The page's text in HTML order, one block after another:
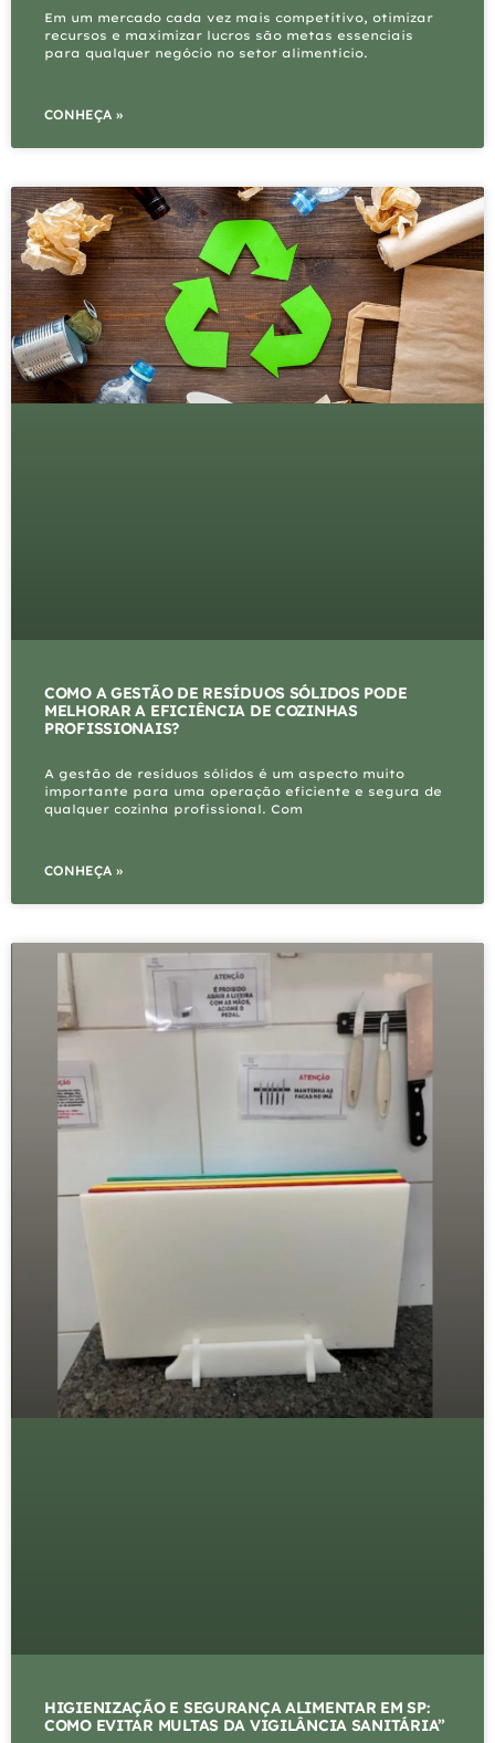
Em um mercado cada vez mais competitivo, otimizar
recursos e maximizar lucros são metas essenciais
para qualquer negócio no setor alimentício.
CONHEÇA »
COMO A GESTÃO DE RESÍDUOS SÓLIDOS PODE
MELHORAR A EFICIÊNCIA DE COZINHAS
PROFISSIONAIS?
A gestão de resíduos sólidos é um aspecto muito
importante para uma operação eficiente e segura de
qualquer cozinha profissional. Com
CONHEÇA »
HIGIENIZAÇÃO E SEGURANÇA ALIMENTAR EM SP:
COMO EVITAR MULTAS DA VIGILÂNCIA SANITÁRIA”